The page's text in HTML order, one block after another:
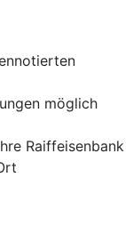
möglich
Raiffeisenbank